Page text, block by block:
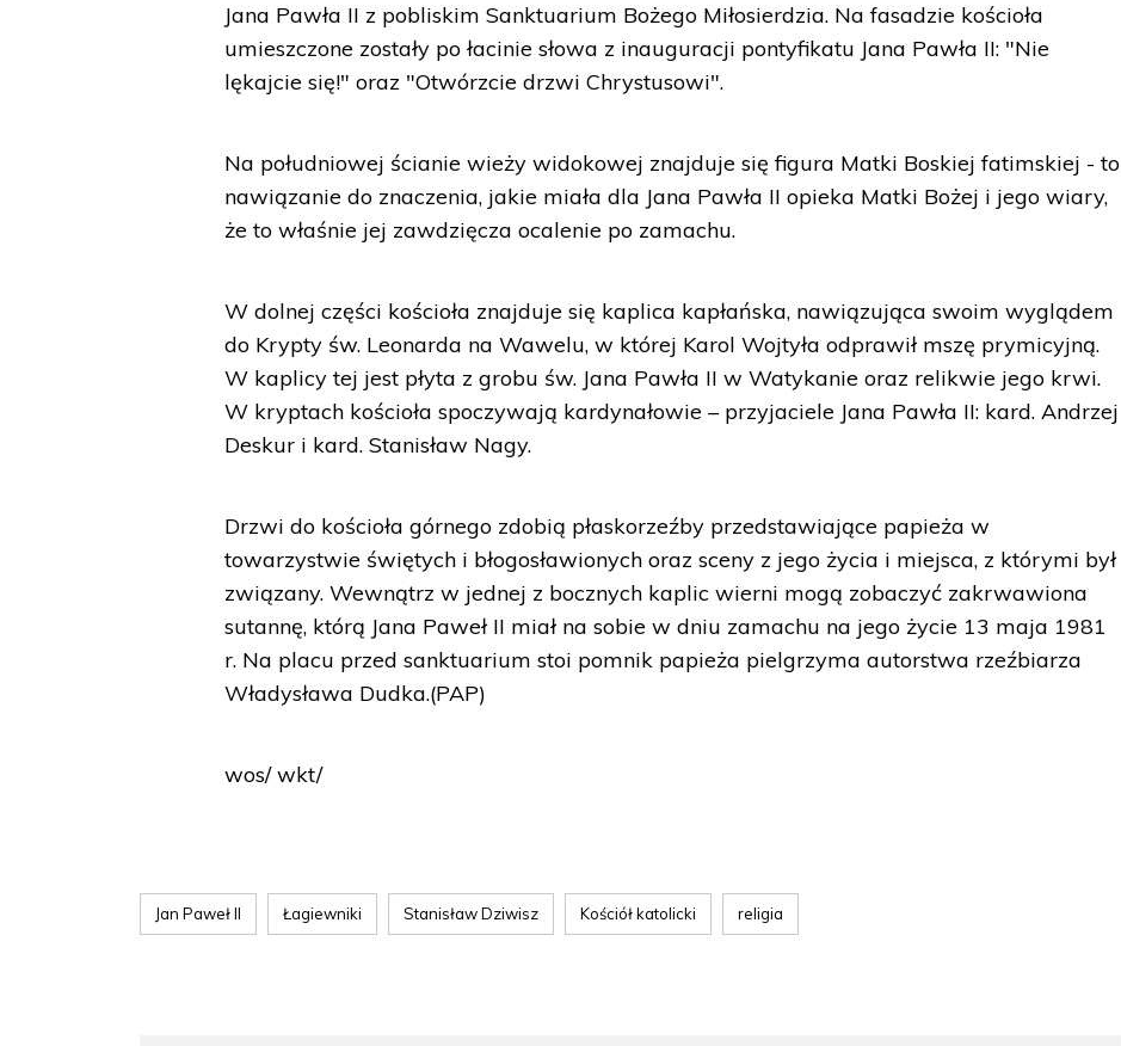
Jana Pawła II z pobliskim Sanktuarium Bożego Miłosierdzia. Na fasadzie kościoła
umieszczone zostały po łacinie słowa z inauguracji pontyfikatu Jana Pawła II: "Nie
lękajcie się!" oraz "Otwórzcie drzwi Chrystusowi".
Na południowej ścianie wieży widokowej znajduje się figura Matki Boskiej fatimskiej - to
nawiązanie do znaczenia, jakie miała dla Jana Pawła II opieka Matki Bożej i jego wiary,
że to właśnie jej zawdzięcza ocalenie po zamachu.
W dolnej części kościoła znajduje się kaplica kapłańska, nawiązująca swoim wyglądem
do Krypty św. Leonarda na Wawelu, w której Karol Wojtyła odprawił mszę prymicyjną.
W kaplicy tej jest płyta z grobu św. Jana Pawła II w Watykanie oraz relikwie jego krwi.
W kryptach kościoła spoczywają kardynałowie – przyjaciele Jana Pawła II: kard. Andrzej
Deskur i kard. Stanisław Nagy.
Drzwi do kościoła górnego zdobią płaskorzeźby przedstawiające papieża w
towarzystwie świętych i błogosławionych oraz sceny z jego życia i miejsca, z którymi był
związany. Wewnątrz w jednej z bocznych kaplic wierni mogą zobaczyć zakrwawiona
sutannę, którą Jana Paweł II miał na sobie w dniu zamachu na jego życie 13 maja 1981
r. Na placu przed sanktuarium stoi pomnik papieża pielgrzyma autorstwa rzeźbiarza
Władysława Dudka.(PAP)
wos/ wkt/
Jan Paweł II Łagiewniki Stanisław Dziwisz Kościół katolicki religia